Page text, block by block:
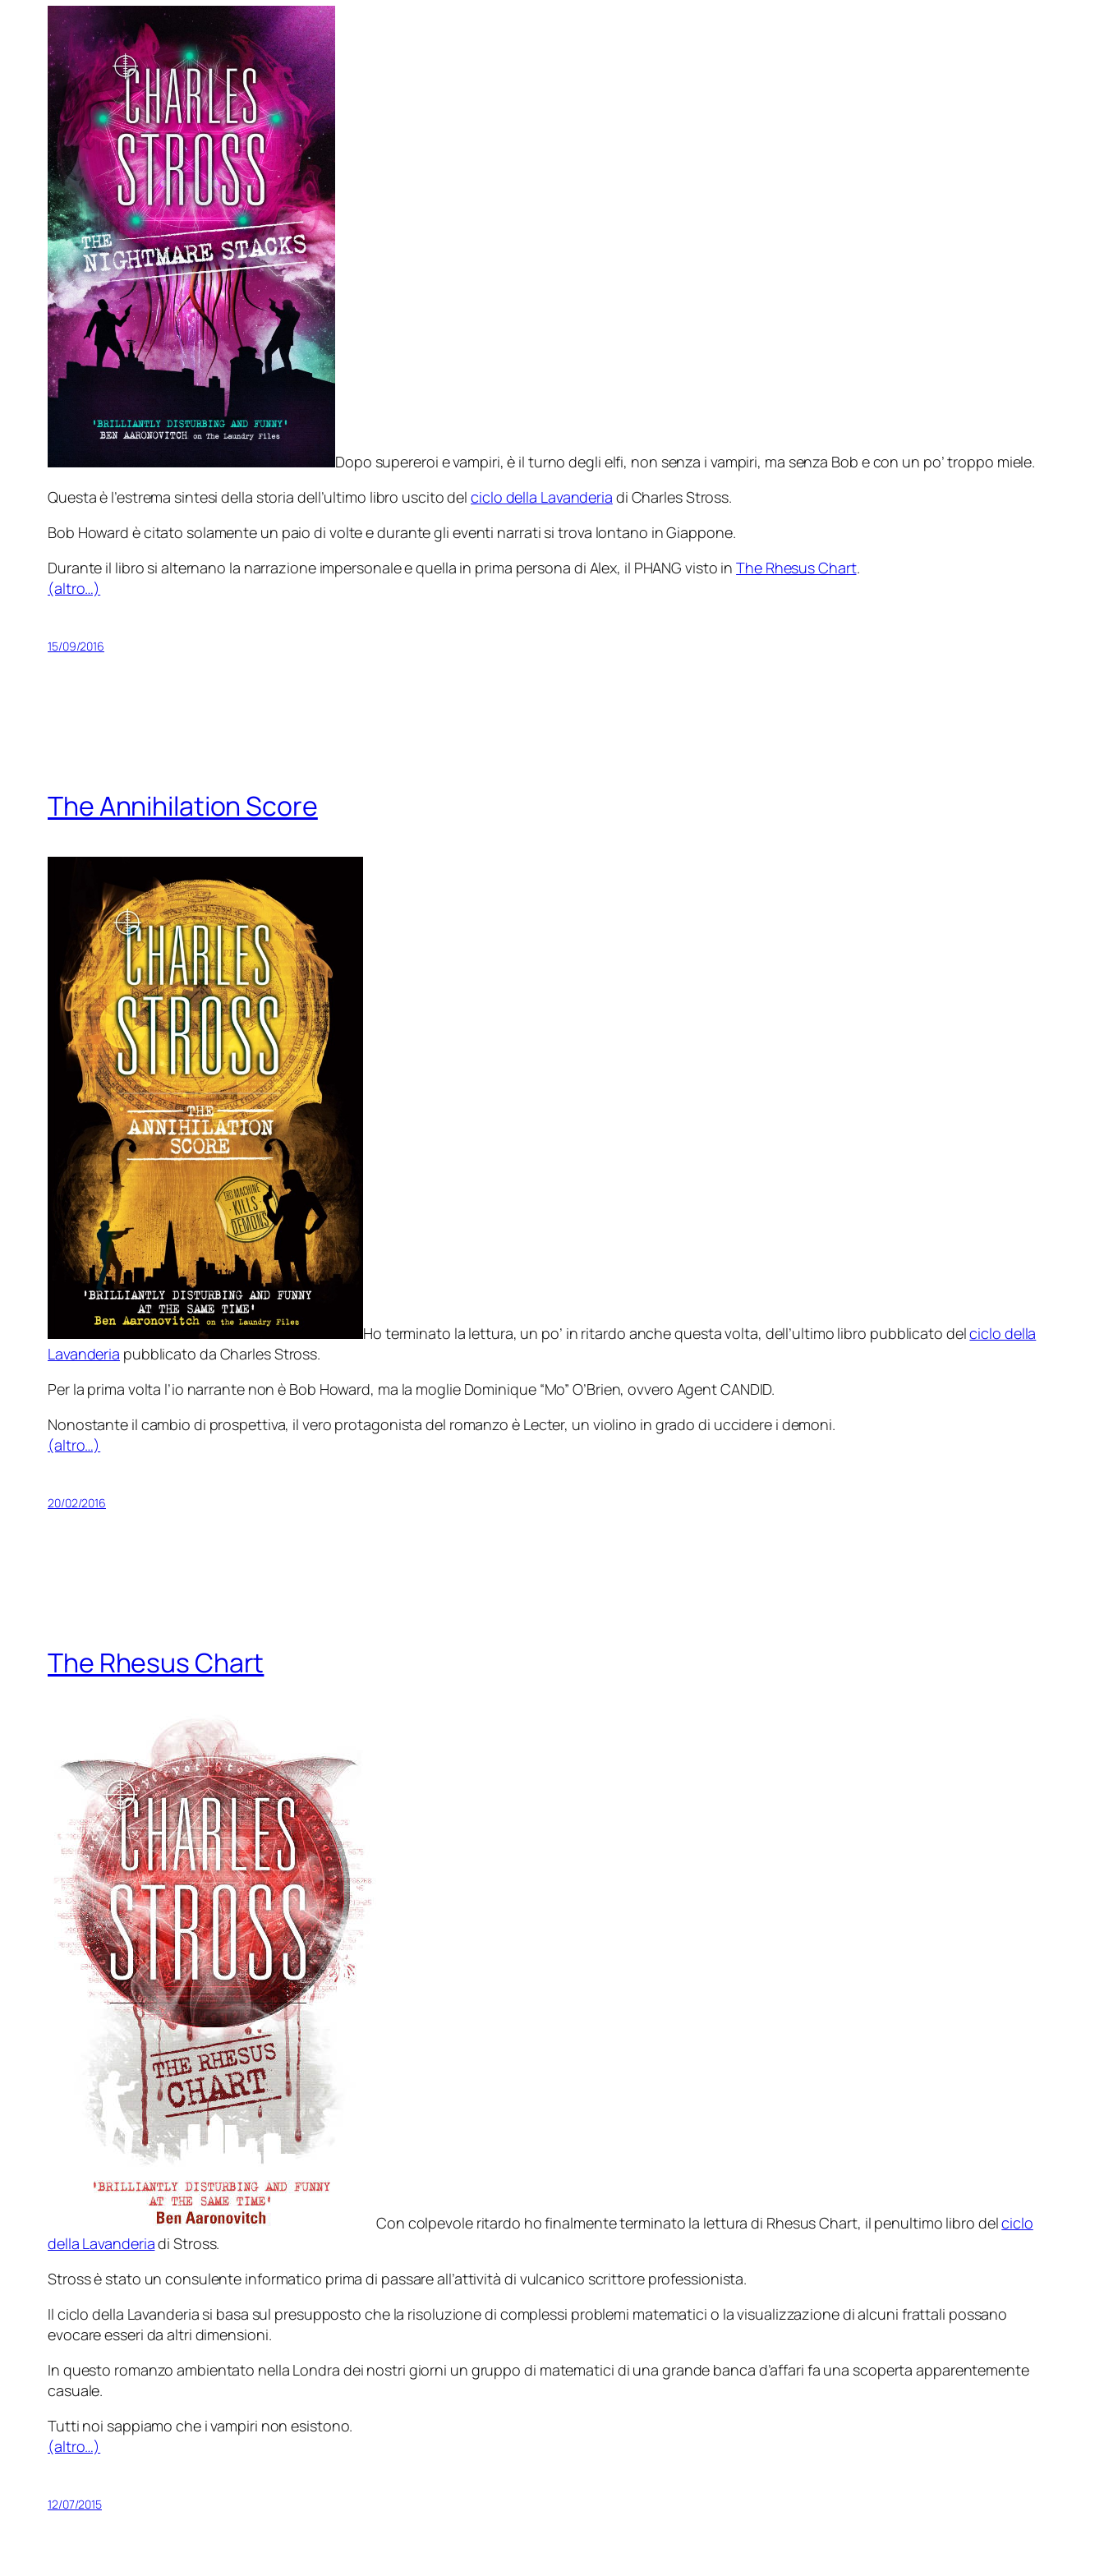
Dopo supereroi e vampiri, è il turno degli elfi, non senza i vampiri, ma senza Bob e con un po’ troppo miele.
Questa è l’estrema sintesi della storia dell’ultimo libro uscito delciclo della Lavanderia di Charles Stross.
Bob Howard è citato solamente un paio di volte e durante gli eventi narrati si trova lontano in Giappone.
Durante il libro si alternano la narrazione impersonale e quella in prima persona di Alex, il PHANG visto inThe Rhesus Chart.
(altro…)
15/09/2016
The Annihilation Score
Ho terminato la lettura, un po’ in ritardo anche questa volta, dell’ultimo libro pubblicato delciclo della
Lavanderia pubblicato da Charles Stross.
Per la prima volta l’io narrante non è Bob Howard, ma la moglie Dominique “Mo” O’Brien, ovvero Agent CANDID.
Nonostante il cambio di prospettiva, il vero protagonista del romanzo è Lecter, un violino in grado di uccidere i demoni.
(altro…)
20/02/2016
The Rhesus Chart
Con colpevole ritardo ho finalmente terminato la lettura di Rhesus Chart, il penultimo libro delciclo
della Lavanderiadi Stross.
Stross è stato un consulente informatico prima di passare all’attività di vulcanico scrittore professionista.
Il ciclo della Lavanderia si basa sul presupposto che la risoluzione di complessi problemi matematici o la visualizzazione di alcuni frattali possano
evocare esseri da altri dimensioni.
In questo romanzo ambientato nella Londra dei nostri giorni un gruppo di matematici di una grande banca d’affari fa una scoperta apparentemente
casuale.
Tutti noi sappiamo che i vampiri non esistono.
(altro…)
12/07/2015